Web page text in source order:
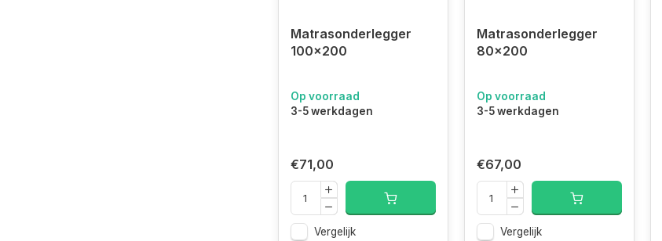
Matrasonderlegger
100x200
Op voorraad
3-5 werkdagen
€71,00
Vergelijk
Matrasonderlegger
80x200
Op voorraad
3-5 werkdagen
€67,00
Vergelijk